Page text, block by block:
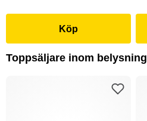
Köp
Toppsäljare inom belysning